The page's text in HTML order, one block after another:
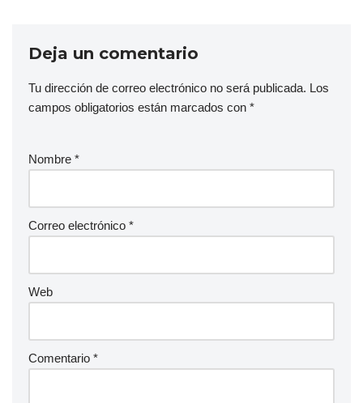
Deja un comentario
Tu dirección de correo electrónico no será publicada. Los
campos obligatorios están marcados con *
Nombre *
Correo electrónico *
Web
Comentario *